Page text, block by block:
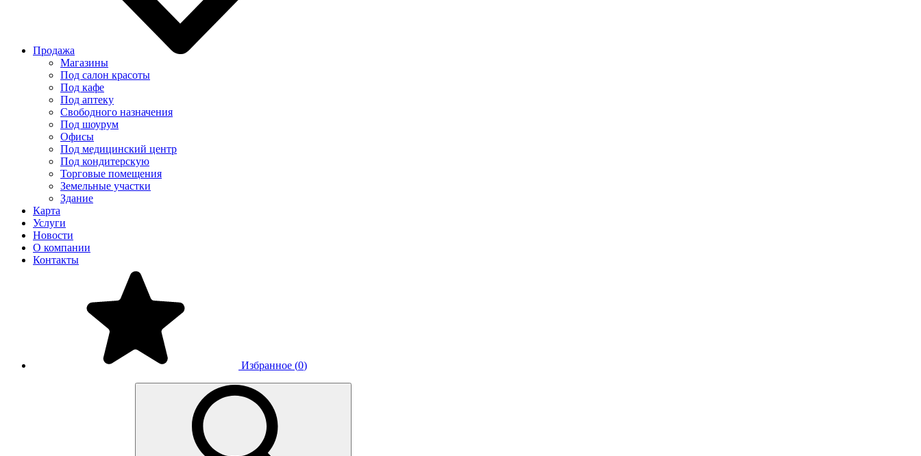
Продажа
Магазины
Под салон красоты
Под кафе
Под аптеку
Свободного назначения
Под шоурум
Офисы
Под медицинский центр
Под кондитерскую
Торговые помещения
Земельные участки
Здание
Карта
Услуги
Новости
О компании
Контакты
Избранное (0)